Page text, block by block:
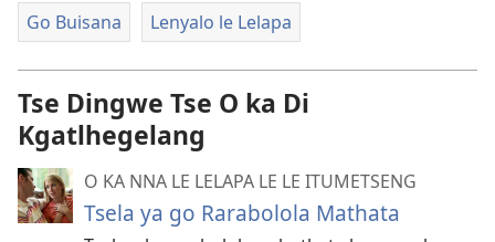
Go Buisana Lenyalo le Lelapa
Tse Dingwe Tse O ka Di
Kgatlhegelang
O KA NNA LE LELAPA LE LE ITUMETSENG
Tsela ya go Rarabolola Mathata